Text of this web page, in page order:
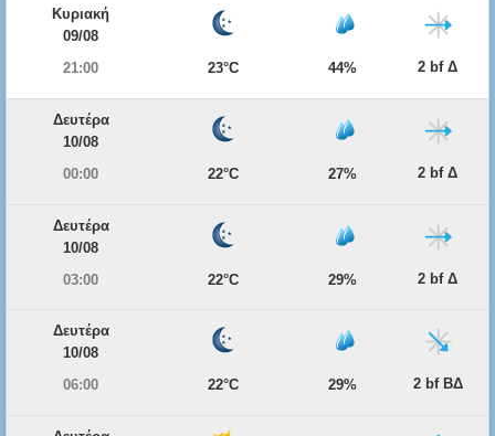
Κυριακή
09/08
21:00
23°C 44% 2 bf Δ
Δευτέρα
10/08
00:00
22°C 27% 2 bf Δ
Δευτέρα
10/08
03:00
22°C 29% 2 bf Δ
Δευτέρα
10/08
06:00
22°C 29% 2 bf ΒΔ